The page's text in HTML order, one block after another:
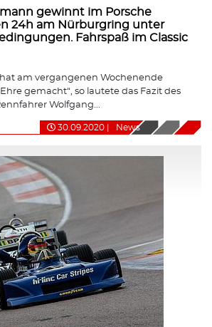
gewinnt im Porsche
24h am Nürburgring unter
Fahrspaß im Classic
hat am vergangenen Wochenende
gemacht“, so lautete das Fazit des
Wolfgang...
30.09.2020 News